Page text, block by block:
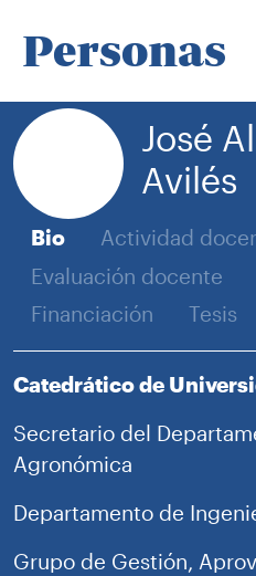
Personas
José
Avilés
Bio
Actividad
Evaluación docente
Financiación
Tesis
Catedrático de
Secretario del
Agronómica
Departamento de
Grupo de Gestión,